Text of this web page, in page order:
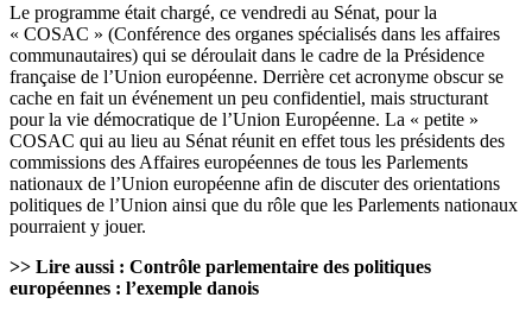
Le programme était chargé, ce vendredi au Sénat, pour la
« COSAC » (Conférence des organes spécialisés dans les affaires
communautaires) qui se déroulait dans le cadre de la Présidence
française de l’Union européenne. Derrière cet acronyme obscur se
cache en fait un événement un peu confidentiel, mais structurant
pour la vie démocratique de l’Union Européenne. La « petite »
COSAC qui au lieu au Sénat réunit en effet tous les présidents des
commissions des Affaires européennes de tous les Parlements
nationaux de l’Union européenne afin de discuter des orientations
politiques de l’Union ainsi que du rôle que les Parlements nationaux
pourraient y jouer.
>> Lire aussi : Contrôle parlementaire des politiques
européennes : l’exemple danois